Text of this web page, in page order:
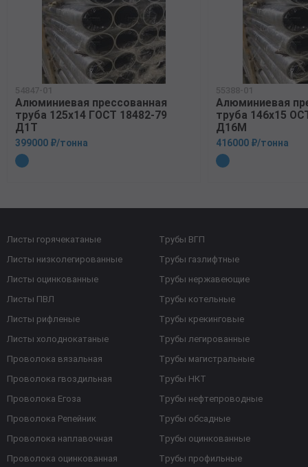
54847-01
Алюминиевая прессованная
труба 125х14 ГОСТ 18482-79
Д1Т
399000 ₽/тонна
55388-01
Алюминиевая
труба 146х15
Д16М
416000 ₽/тонна
Листы горячекатаные
Листы низколегированные
Листы оцинкованные
Листы ПВЛ
Листы рифленые
Листы холоднокатаные
Проволока вязальная
Проволока гвоздильная
Проволока Егоза
Проволока Репейник
Проволока наплавочная
Проволока оцинкованная
Трубы ВГП
Трубы газлифтные
Трубы нержавеющие
Трубы котельные
Трубы крекинговые
Трубы легированные
Трубы магистральные
Трубы НКТ
Трубы нефтепроводные
Трубы обсадные
Трубы оцинкованные
Трубы профильные